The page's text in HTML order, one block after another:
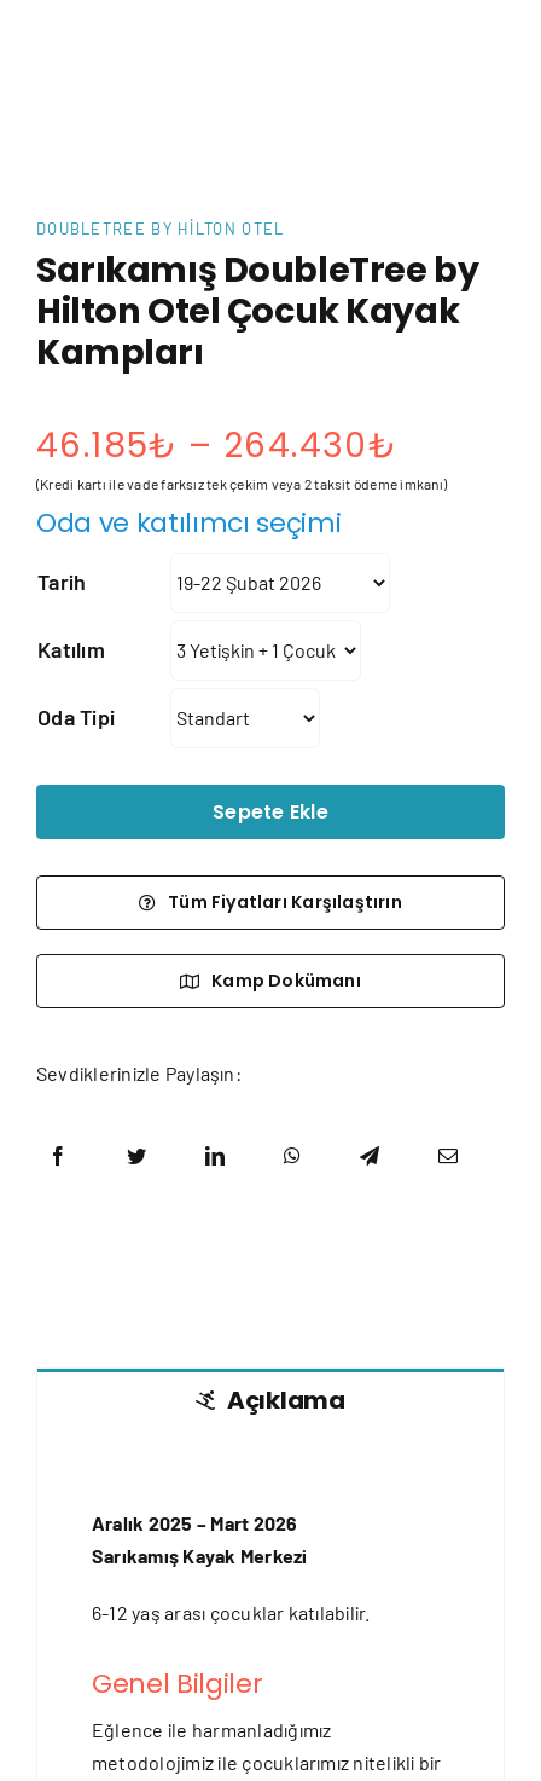
DOUBLETREE BY HILTON OTEL
Sarıkamış DoubleTree by
Hilton Otel Çocuk Kayak
Kampları
46.185₺ – 264.430₺
aralığı:
(Kredi kartı ile vade farksız tek çekim veya 2 taksit ödeme imkanı)
Oda ve katılımcı seçimi
Tarih
Katılım
Oda Tipi
Sepete Ekle
Tüm Fiyatları Karşılaştırın
Kamp Dokümanı
Sevdiklerinizle Paylaşın:
Açıklama
Aralık 2025 – Mart 2026
Sarıkamış Kayak Merkezi
6-12 yaş arası çocuklar katılabilir.
Genel Bilgiler
Eğlence ile harmanladığımız
metodolojimiz ile çocuklarımız nitelikli bir